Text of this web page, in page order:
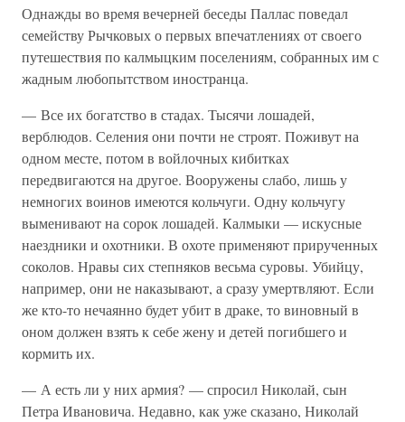
Однажды во время вечерней беседы Паллас поведал
семейству Рычковых о первых впечатлениях от своего
путешествия по калмыцким поселениям, собранных им с
жадным любопытством иностранца.
— Все их богатство в стадах. Тысячи лошадей,
верблюдов. Селения они почти не строят. Поживут на
одном месте, потом в войлочных кибитках
передвигаются на другое. Вооружены слабо, лишь у
немногих воинов имеются кольчуги. Одну кольчугу
выменивают на сорок лошадей. Калмыки — искусные
наездники и охотники. В охоте применяют прирученных
соколов. Нравы сих степняков весьма суровы. Убийцу,
например, они не наказывают, а сразу умертвляют. Если
же кто-то нечаянно будет убит в драке, то виновный в
оном должен взять к себе жену и детей погибшего и
кормить их.
— А есть ли у них армия? — спросил Николай, сын
Петра Ивановича. Недавно, как уже сказано, Николай